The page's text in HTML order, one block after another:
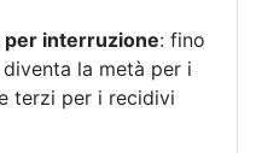
per interruzione: fino
la metà per i
terzi per i recidivi